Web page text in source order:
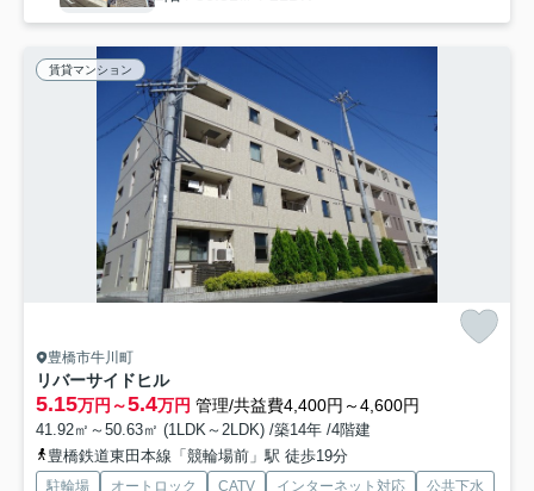
賃貸マンション
豊橋市牛川町
リバーサイドヒル
5.15万円～5.4万円 管理/共益費4,400円～4,600円
41.92㎡～50.63㎡ (1LDK～2LDK) /築14年 /4階建
豊橋鉄道東田本線「競輪場前」駅 徒歩19分
駐輪場 オートロック CATV インターネット対応 公共下水